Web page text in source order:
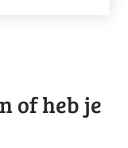
of heb je